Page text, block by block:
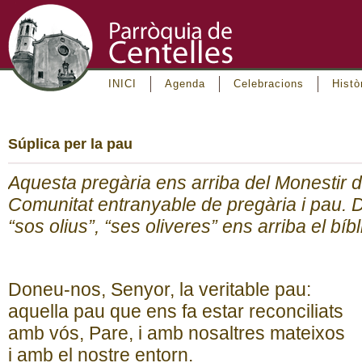
INICI Agenda Celebracions
Súplica per la pau
Aquesta pregària ens arriba del Monestir
Comunitat entranyable de pregària i pau.
“sos olius”, “ses oliveres” ens arriba el
Doneu-nos, Senyor, la veritable pau:
aquella pau que ens fa estar reconciliats
amb vós, Pare, i amb nosaltres mateixos
i amb el nostre entorn.